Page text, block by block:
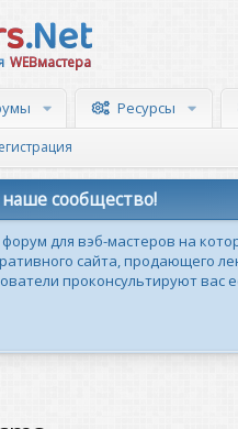
.Net
WEBмастера
Ресурсы
сообщество!
для вэб-мастеров на
сайта, продающего
проконсультируют вас